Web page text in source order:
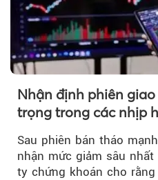
Nhận định phiên
trọng trong các nhịp
Sau phiên bán tháo
nhận mức giảm sâu
ty chứng khoán cho